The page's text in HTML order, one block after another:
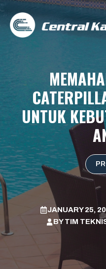
Skip
content
UNTUK
JANUARY 25,
BYTIM